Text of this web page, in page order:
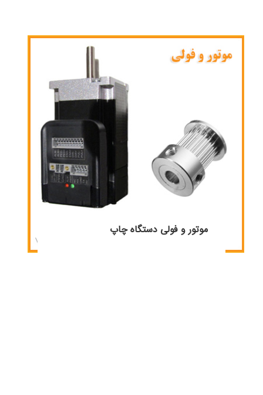
موتور و فولی دستگاه چاپ